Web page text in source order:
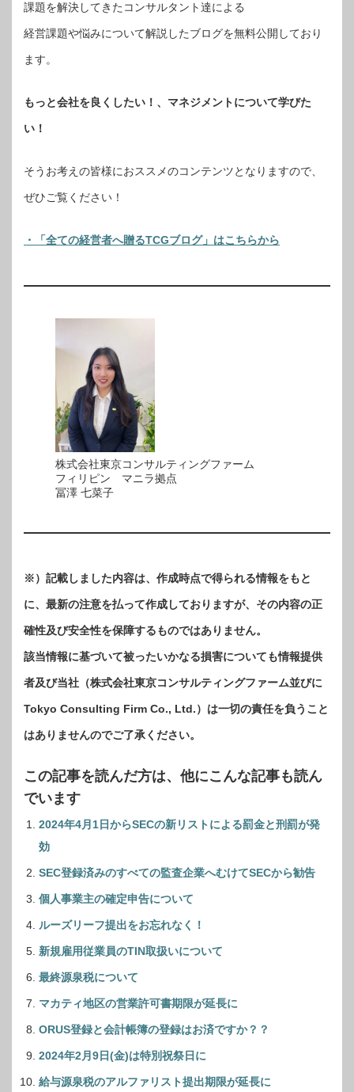
課題を解決してきたコンサルタント達による
経営課題や悩みについて解説したブログを無料公開しており
ます。
もっと会社を良くしたい！、マネジメントについて学びた
い！
そうお考えの皆様におススメのコンテンツとなりますので、
ぜひご覧ください！
・「全ての経営者へ贈るTCGブログ」はこちらから
株式会社東京コンサルティングファーム
フィリピン マニラ拠点
冨澤 七菜子
※）記載しました内容は、作成時点で得られる情報をもと
に、最新の注意を払って作成しておりますが、その内容の正
確性及び安全性を保障するものではありません。
該当情報に基づいて被ったいかなる損害についても情報提供
者及び当社（株式会社東京コンサルティングファーム並びに
Tokyo Consulting Firm Co., Ltd.）は一切の責任を負うこと
はありませんのでご了承ください。
この記事を読んだ方は、他にこんな記事も読ん
でいます
2024年4月1日からSECの新リストによる罰金と刑罰が発
効
SEC登録済みのすべての監査企業へむけてSECから勧告
個人事業主の確定申告について
ルーズリーフ提出をお忘れなく！
新規雇用従業員のTIN取扱いについて
最終源泉税について
マカティ地区の営業許可書期限が延長に
ORUS登録と会計帳簿の登録はお済ですか？？
2024年2月9日(金)は特別祝祭日に
給与源泉税のアルファリスト提出期限が延長に